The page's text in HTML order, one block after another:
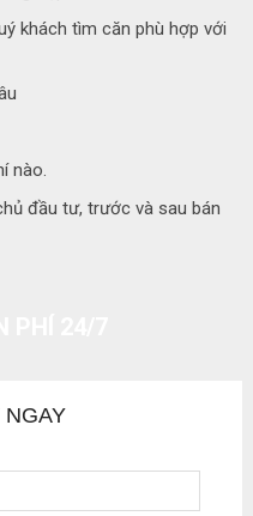
khách tìm căn phù hợp với
nào.
đầu tư, trước và sau bán